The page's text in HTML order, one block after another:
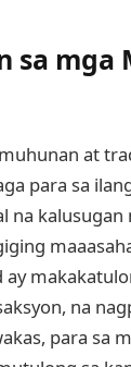
sa mga
at
para sa
na
na
para sa